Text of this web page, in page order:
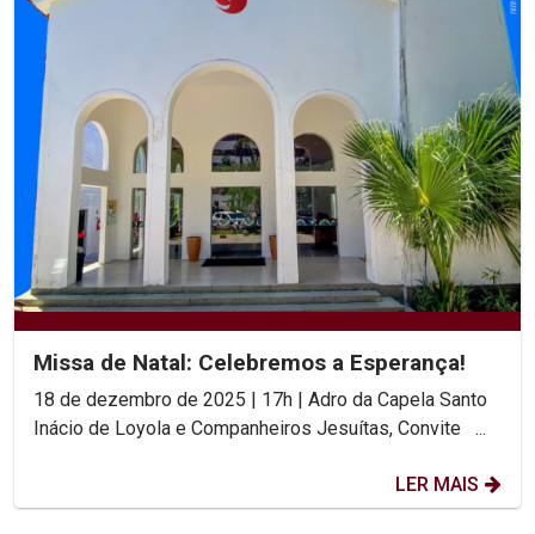
Missa de Natal: Celebremos a Esperança!
18 de dezembro de 2025 | 17h | Adro da Capela Santo
Inácio de Loyola e Companheiros Jesuítas, Convite ...
LER MAIS